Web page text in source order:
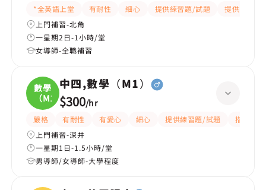
*全英語上堂 有耐性 細心 提供練習題/試題
提供筆記
上門補習-北角
一星期2日-1小時/堂
女導師-全職補習
數學
（M1
中四,數學（M1）
$300/hr
嚴格 有耐性 有愛心 細心 提供練習題/試題
指導功課
上門補習-深井
一星期1日-1.5小時/堂
男導師/女導師-大學程度